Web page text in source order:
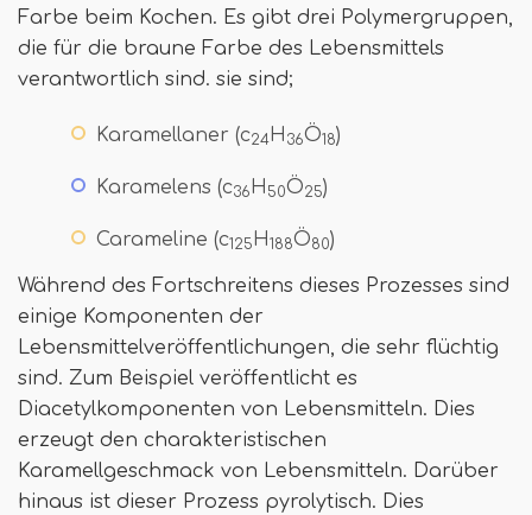
Farbe beim Kochen. Es gibt drei Polymergruppen,
die für die braune Farbe des Lebensmittels
verantwortlich sind. sie sind;
Karamellaner (c24 H 36Ö18)
Karamelens (c36 H 50Ö25)
Carameline (c125 H188Ö80)
Während des Fortschreitens dieses Prozesses sind
einige Komponenten der
Lebensmittelveröffentlichungen, die sehr flüchtig
sind. Zum Beispiel veröffentlicht es
Diacetylkomponenten von Lebensmitteln. Dies
erzeugt den charakteristischen
Karamellgeschmack von Lebensmitteln. Darüber
hinaus ist dieser Prozess pyrolytisch. Dies